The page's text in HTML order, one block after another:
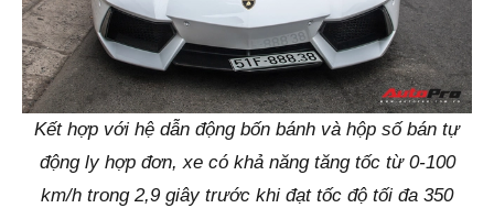
Kết hợp với hệ dẫn động bốn bánh và hộp số bán tự
động ly hợp đơn, xe có khả năng tăng tốc từ 0-100
km/h trong 2,9 giây trước khi đạt tốc độ tối đa 350